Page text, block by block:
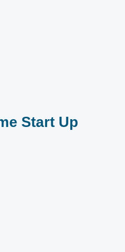
Start Up